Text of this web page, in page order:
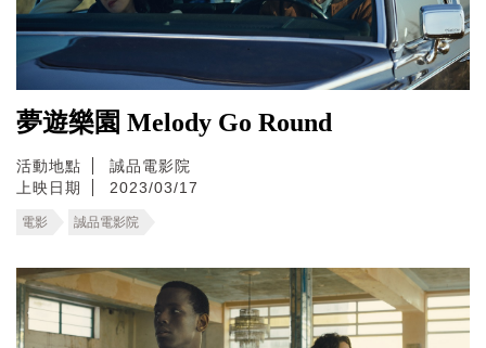
夢遊樂園 Melody Go Round
活動地點
誠品電影院
上映日期
2023/03/17
電影 誠品電影院